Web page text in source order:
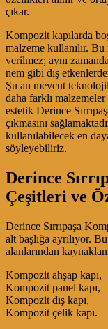
çıkar.
Kompozit kapılarda
malzeme kullanılır.
verilmez; aynı
nem gibi dış
Şu an mevcut
daha farklı
estetik Derince
çıkmasını
kullanılabilecek en
söyleyebiliriz.
Derince
Çeşitleri ve
Derince Sırrıpaşa
alt başlığa ayrılıyor.
alanlarından
Kompozit ahşap kapı,
Kompozit panel kapı,
Kompozit dış kapı,
Kompozit çelik kapı.